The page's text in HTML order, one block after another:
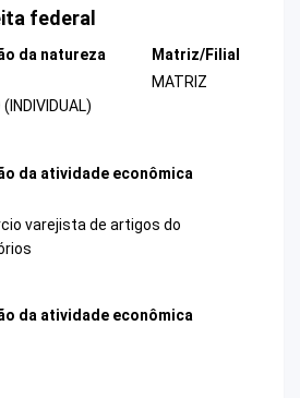
federal
da natureza
Matriz/Filial
MATRIZ
da atividade econômica
varejista de artigos do
da atividade econômica